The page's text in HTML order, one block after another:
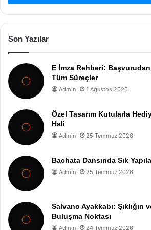
Son Yazılar
E İmza Rehberi:
Tüm Süreçler
Admin 1 Ağustos 2026
Özel Tasarım Kutularla
Hali
Admin 25 Temmuz 2026
Bachata Dansında Sık
Admin 25 Temmuz 2026
Salvano Ayakkabı: Şıklığın
Buluşma Noktası
Admin 24 Temmuz 2026